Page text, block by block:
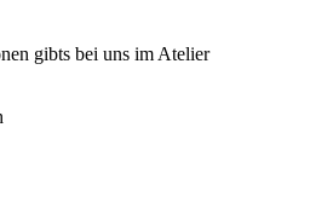
gibts bei uns im Atelier